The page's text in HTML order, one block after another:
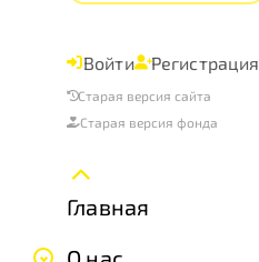
Войти Регистрация
Старая версия сайта
Старая версия фонда
Главная